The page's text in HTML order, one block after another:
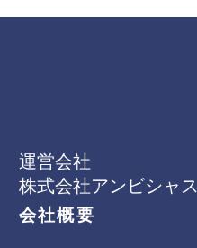
運営会社
株式会社アンビシャス
会社概要